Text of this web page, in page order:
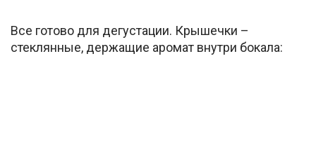
Все готово для дегустации. Крышечки –
стеклянные, держащие аромат внутри бокала: